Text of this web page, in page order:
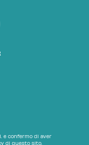
e confermo di aver
di questo sito.